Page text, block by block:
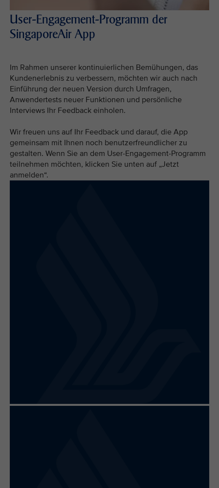
User-Engagement-Programm der
SingaporeAir App
Im Rahmen unserer kontinuierlichen Bemühungen, das
Kundenerlebnis zu verbessern, möchten wir auch nach
Einführung der neuen Version durch Umfragen,
Anwendertests neuer Funktionen und persönliche
Interviews Ihr Feedback einholen.
Wir freuen uns auf Ihr Feedback und darauf, die App
gemeinsam mit Ihnen noch benutzerfreundlicher zu
gestalten. Wenn Sie an dem User-Engagement-Programm
teilnehmen möchten, klicken Sie unten auf „Jetzt
anmelden“.